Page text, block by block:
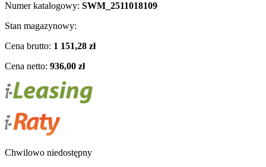
Numer katalogowy: SWM_2511018109
Stan magazynowy:
Cena brutto: 1 151,28 zł
Cena netto: 936,00 zł
Chwilowo niedostępny